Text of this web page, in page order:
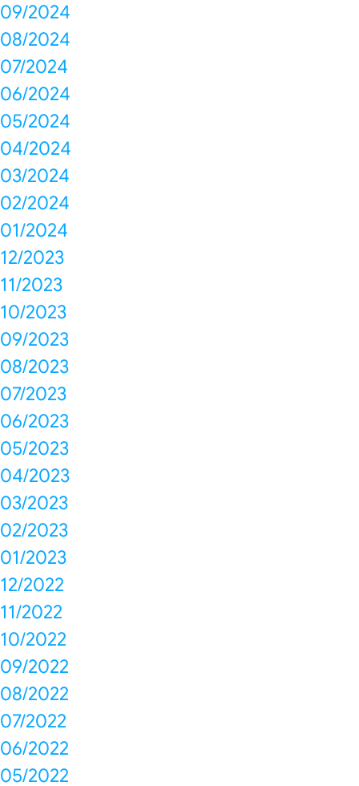
09/2024
08/2024
07/2024
06/2024
05/2024
04/2024
03/2024
02/2024
01/2024
12/2023
11/2023
10/2023
09/2023
08/2023
07/2023
06/2023
05/2023
04/2023
03/2023
02/2023
01/2023
12/2022
11/2022
10/2022
09/2022
08/2022
07/2022
06/2022
05/2022